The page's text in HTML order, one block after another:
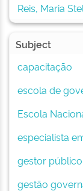
Reis, Maria
Subject
capacitação
escola de
Escola
especialista
gestor público
gestão